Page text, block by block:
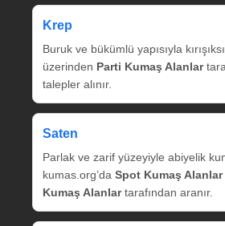
Krep
Buruk ve bükümlü yapısıyla
üzerinden Parti Kumaş Alanlar
talepler alınır.
Saten
Parlak ve zarif yüzeyiyle abiyelik
kumas.org’da Spot Kumaş Alanlar
Kumaş Alanlartarafından aranır.